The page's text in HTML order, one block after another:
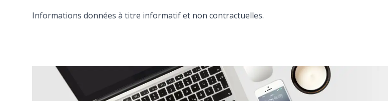
Informations données à titre informatif et non contractuelles.